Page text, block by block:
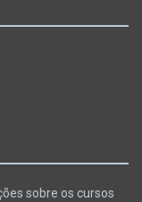
sobre os cursos